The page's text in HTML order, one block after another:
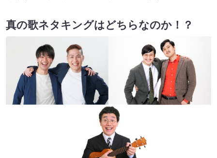
真の歌ネタキングはどちらなのか！？